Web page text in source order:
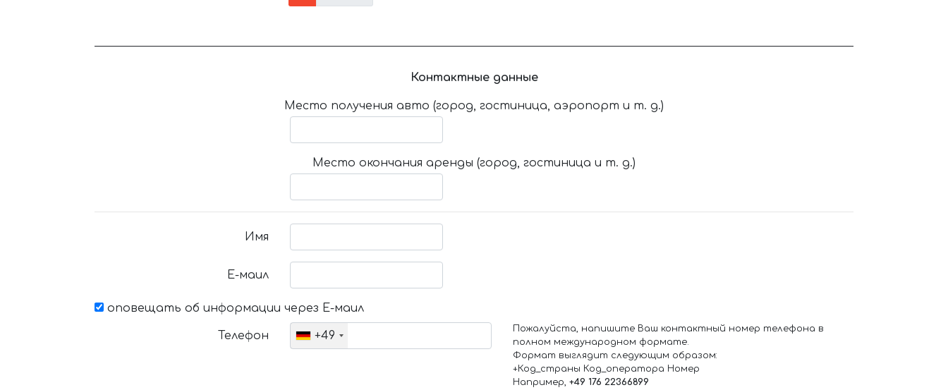
Контактные данные
Место получения авто (город, гостиница, аэропорт и т. д.)
Место окончания аренды (город, гостиница и т. д.)
Имя
Е-маил
оповещать об информации через Е-маил
Телефон +49
Пожалуйста, напишите Ваш контактный номер телефона в
полном международном формате.
Формат выглядит следующим образом:
+Код_страны Код_оператора Номер
Например, +49 176 22366899